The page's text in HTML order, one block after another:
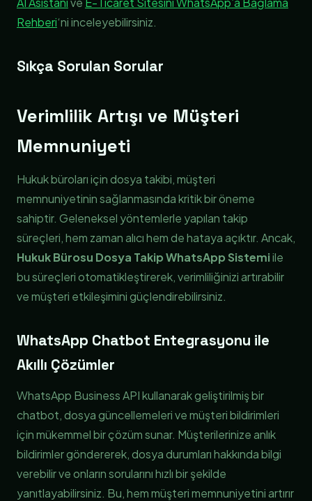
Rehberi‘ni inceleyebilirsiniz.
Sıkça Sorulan Sorular
Verimlilik Artışı ve Müşteri
Memnuniyeti
Hukuk büroları için dosya takibi, müşteri
memnuniyetinin sağlanmasında kritik bir öneme
sahiptir. Geleneksel yöntemlerle yapılan takip
süreçleri, hem zaman alıcı hem de hataya açıktır. Ancak,
Hukuk Bürosu Dosya Takip WhatsApp Sistemiile
bu süreçleri otomatikleştirerek, verimliliğinizi artırabilir
ve müşteri etkileşimini güçlendirebilirsiniz.
WhatsApp Chatbot Entegrasyonu ile
Akıllı Çözümler
WhatsApp Business API kullanarak geliştirilmiş bir
chatbot, dosya güncellemeleri ve müşteri bildirimleri
için mükemmel bir çözüm sunar. Müşterilerinize anlık
bildirimler göndererek, dosya durumları hakkında bilgi
verebilir ve onların sorularını hızlı bir şekilde
yanıtlayabilirsiniz. Bu, hem müşteri memnuniyetini artırır